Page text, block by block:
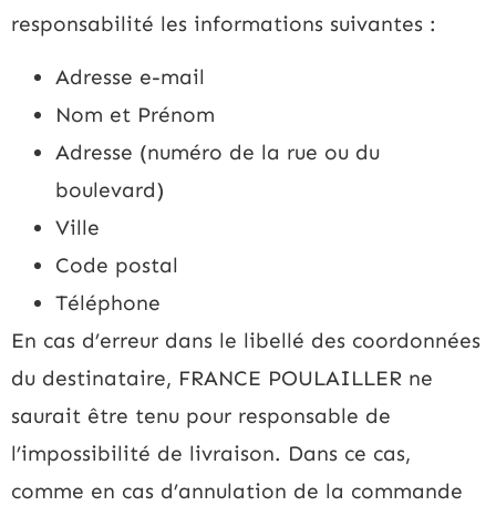
responsabilité les informations suivantes :
Adresse e-mail
Nom et Prénom
Adresse (numéro de la rue ou du
boulevard)
Ville
Code postal
Téléphone
En cas d’erreur dans le libellé des coordonnées
du destinataire, FRANCE POULAILLER ne
saurait être tenu pour responsable de
l’impossibilité de livraison. Dans ce cas,
comme en cas d’annulation de la commande